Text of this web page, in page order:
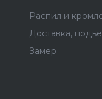
Распил и
Доставка,
Замер